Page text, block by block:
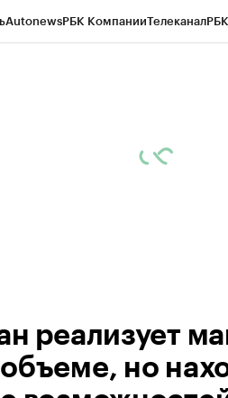
AutonewsРБК КомпанииТелеканал
реализует
но